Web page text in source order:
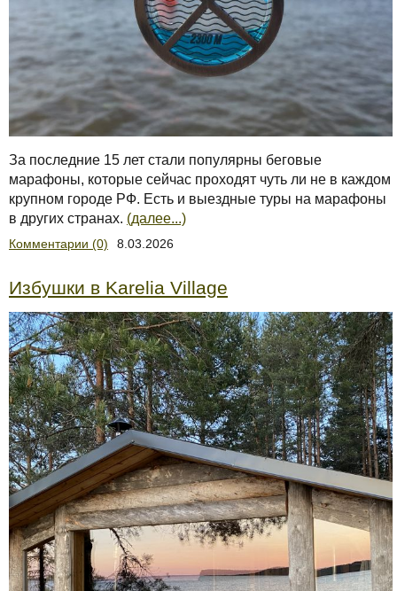
За последние 15 лет стали популярны беговые
марафоны, которые сейчас проходят чуть ли не в каждом
крупном городе РФ. Есть и выездные туры на марафоны
в других странах. (далее...)
Комментарии (0) 8.03.2026
Избушки в Karelia Village